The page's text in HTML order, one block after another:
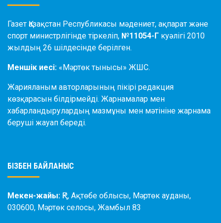
Газет Қазақстан Республикасы мәдениет, ақпарат және
спорт министрлігінде тіркеліп, №11054-Г куәлігі 2010
жылдың 26 шілдесінде берілген.
Меншік иесі: «Мәртөк тынысы» ЖШС.
Жарияланым авторларының пікірі редакция
көзқарасын білдірмейді. Жарнамалар мен
хабарландырулардың мазмұны мен мәтініне жарнама
беруші жауап береді.
БІЗБЕН БАЙЛАНЫС
Мекен-жайы: ҚР, Ақтөбе облысы, Мәртөк ауданы,
030600, Мәртөк селосы, Жамбыл 83